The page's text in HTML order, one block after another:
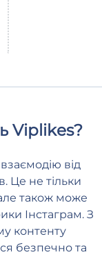
Viplikes?
від
Це не тільки
але також може
Інстаграм. З
контенту
безпечно та